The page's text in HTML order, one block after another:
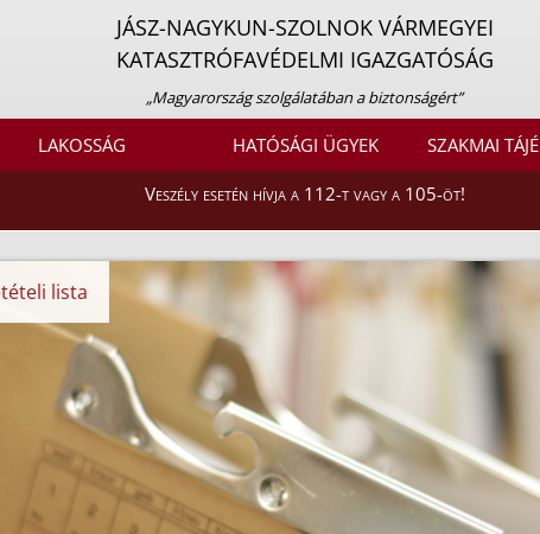
JÁSZ-NAGYKUN-SZOLNOK VÁRMEGYEI
KATASZTRÓFAVÉDELMI IGAZGATÓSÁG
„Magyarország szolgálatában a biztonságért”
LAKOSSÁG HATÓSÁGI ÜGYEK SZAKMAI
Veszély esetén hívja a 112-t vagy a 105-öt!
lista